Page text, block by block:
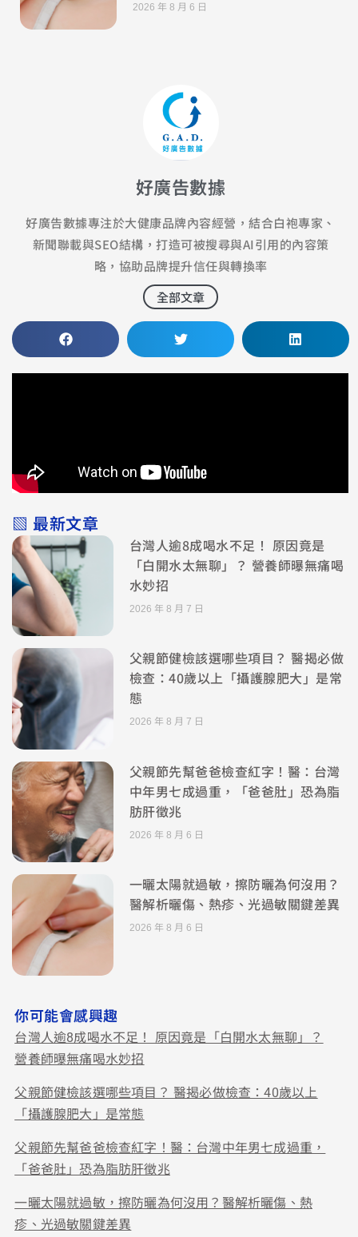
2026 年 8 月 6 日
好廣告數據
好廣告數據專注於大健康品牌內容經營，結合白袍專家、
新聞聯載與SEO結構，打造可被搜尋與AI引用的內容策
略，協助品牌提升信任與轉換率
全部文章
▧ 最新文章
台灣人逾8成喝水不足！ 原因竟是
「白開水太無聊」？ 營養師曝無痛喝
水妙招
2026 年 8 月 7 日
父親節健檢該選哪些項目？ 醫揭必做
檢查：40歲以上「攝護腺肥大」是常
態
2026 年 8 月 7 日
父親節先幫爸爸檢查紅字！醫：台灣
中年男七成過重，「爸爸肚」恐為脂
肪肝徵兆
2026 年 8 月 6 日
一曬太陽就過敏，擦防曬為何沒用？
醫解析曬傷、熱疹、光過敏關鍵差異
2026 年 8 月 6 日
你可能會感興趣
台灣人逾8成喝水不足！ 原因竟是「白開水太無聊」？
營養師曝無痛喝水妙招
父親節健檢該選哪些項目？ 醫揭必做檢查：40歲以上
「攝護腺肥大」是常態
父親節先幫爸爸檢查紅字！醫：台灣中年男七成過重，
「爸爸肚」恐為脂肪肝徵兆
一曬太陽就過敏，擦防曬為何沒用？醫解析曬傷、熱
疹、光過敏關鍵差異